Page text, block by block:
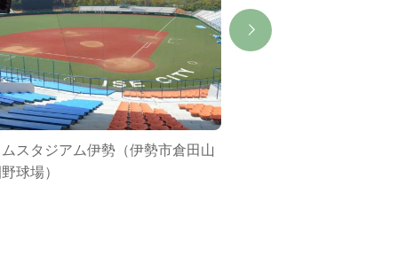
ムスタジアム伊勢（伊勢市倉田山
球場）